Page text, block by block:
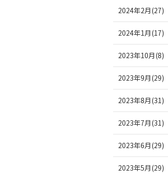
2024年2月(27)
2024年1月(17)
2023年10月(8)
2023年9月(29)
2023年8月(31)
2023年7月(31)
2023年6月(29)
2023年5月(29)